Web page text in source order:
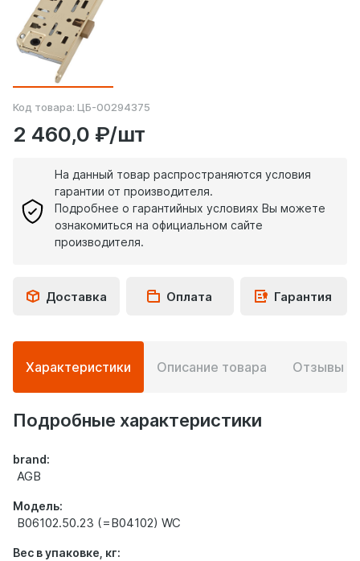
Код товара: ЦБ-00294375
2 460,0 ₽/шт
На данный товар распространяются условия
гарантии от производителя.
Подробнее о гарантийных условиях Вы можете
ознакомиться на официальном сайте
производителя.
Доставка Оплата Гарантия
Подробная
информация
о
товаре
Характеристики Описание товара Отзывы
Подробные характеристики
brand:
AGB
Модель:
B06102.50.23 (=B04102) WC
Вес в упаковке, кг: